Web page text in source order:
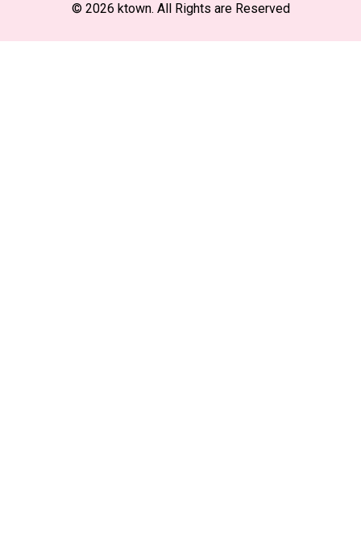
© 2026 ktown. All Rights are Reserved